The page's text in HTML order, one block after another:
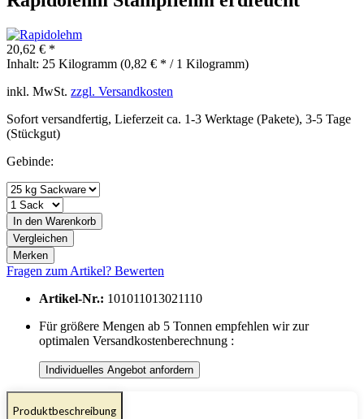
20,62 € *
Inhalt: 25 Kilogramm (0,82 € * / 1 Kilogramm)
inkl. MwSt. zzgl. Versandkosten
Sofort versandfertig, Lieferzeit ca. 1-3 Werktage (Pakete), 3-5 Tage
(Stückgut)
Gebinde:
In den Warenkorb
Vergleichen
Merken
Fragen zum Artikel? Bewerten
Artikel-Nr.: 101011013021110
Für größere Mengen ab 5 Tonnen empfehlen wir zur
optimalen Versandkostenberechnung :
Individuelles Angebot anfordern
Produktbeschreibung